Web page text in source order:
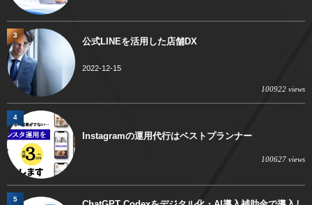
公式LINEを活用した店舗DX
2022-12-15
100922 views
3
Instagramの運用代行はベストプランナー
100627 views
4
5